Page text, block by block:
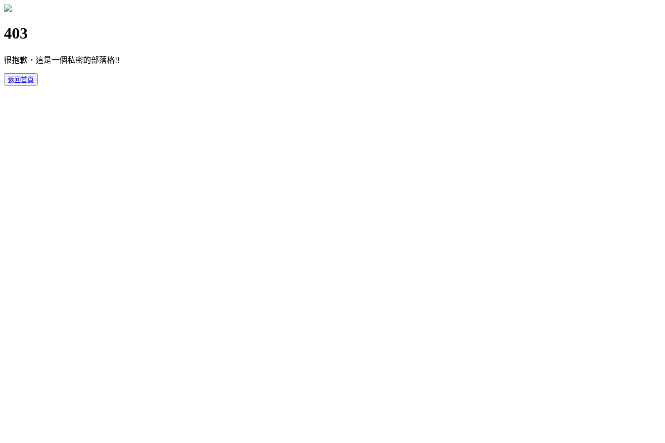
403
很抱歉，這是一個私密的部落格!!
返回首頁